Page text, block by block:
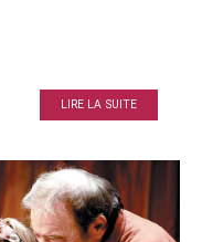
LIRE LA SUITE